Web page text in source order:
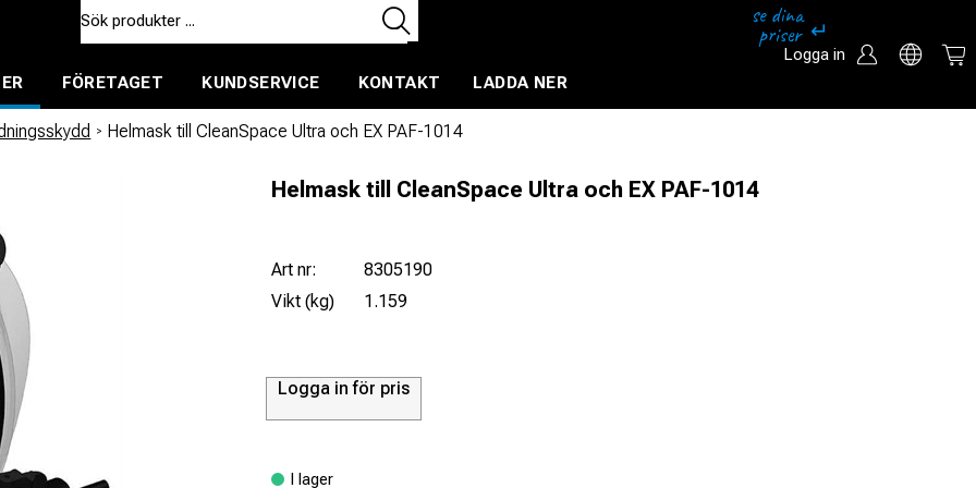
Logga in
FÖRETAGET KUNDSERVICE KONTAKT LADDA NER
/ Helmask till CleanSpace Ultra och EX PAF-1014
Helmask till CleanSpace Ultra och EX PAF-1014
Art nr:
8305190
Vikt (kg)
1.159
Logga in för pris
I lager